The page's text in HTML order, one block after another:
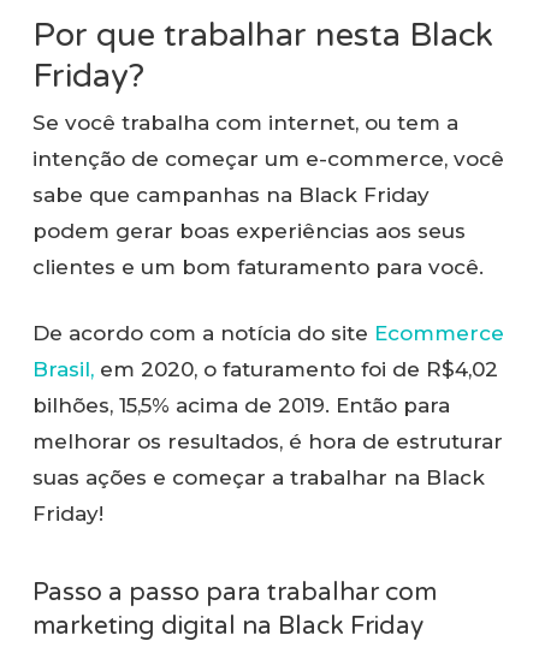
Por que trabalhar nesta Black
Friday?
Se você trabalha com internet, ou tem a
intenção de começar um e-commerce, você
sabe que campanhas na Black Friday
podem gerar boas experiências aos seus
clientes e um bom faturamento para você.
De acordo com a notícia do site Ecommerce
Brasil,em 2020, o faturamento foi de R$4,02
bilhões, 15,5% acima de 2019. Então para
melhorar os resultados, é hora de estruturar
suas ações e começar a trabalhar na Black
Friday!
Passo a passo para trabalhar com
marketing digital na Black Friday